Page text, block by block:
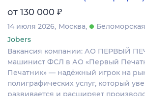
от 130 000 ₽
14 июля 2026 Москва
Беломорская
Jobers
Вакансия компании: АО ПЕРВЫЙ
машинист ФСЛ в АО «Первый
Печатник» — надёжный игрок на
полиграфических услуг, который
развивается и расширяет